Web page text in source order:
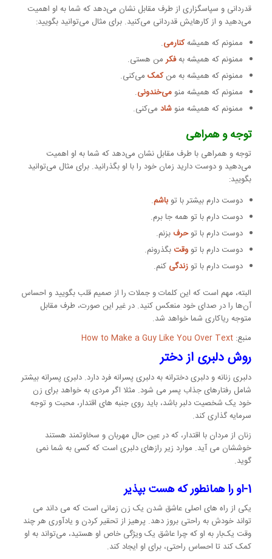
قدردانی و سپاسگزاری از طرف مقابل نشان می‌دهد که شما به او اهمیت
می‌دهید و از کارهایش قدردانی می‌کنید. برای مثال می‌توانید بگویید:
ممنونم که همیشهکنارمی.
ممنونم که همیشه بهفکرمن هستی.
ممنونم که همیشه به منکمکمی‌کنی.
ممنونم که همیشه منو می‌خندونی.
ممنونم که همیشه منو شادمی‌کنی.
توجه و همراهی
توجه و همراهی با طرف مقابل نشان می‌دهد که شما به او اهمیت
می‌دهید و دوست دارید زمان خود را با او بگذرانید. برای مثال می‌توانید
بگویید:
دوست دارم بیشتر با تو باشم.
دوست دارم با تو همه جا برم.
دوست دارم با توحرفبزنم.
دوست دارم با تو وقتبگذرونم.
دوست دارم با تو زندگی کنم.
البته، مهم است که این کلمات و جملات را از صمیم قلب بگویید و احساس
آن‌ها را در صدای خود منعکس کنید. در غیر این صورت، طرف مقابل
متوجه ریاکاری شما خواهد شد.
منبع: How to Make a Guy Like You Over Text
روش دلبری از دختر
دلبری زنانه و دلبری دخترانه به دلبری پسرانه فرد دارد. دلبری پسرانه بیشتر
شامل رفتارهای جذاب پسر می شود. مثلا اگر مردی به خواهد برای زن
خود یک شخصیت دلبر باشد، باید روی جنبه های اقتدار، محبت و توجه
سرمایه گذاری کند.
زنان از مردان با اقتدار، که در عین حال مهربان و سخاوتمند هستند
خوششان می آید. موارد زیر رازهای دلبری است که کسی به شما نمی
گوید.
1-او را همانطور که هست بپذیر
یکی از راه های اصلی عاشق شدن یک زن زمانی است که می داند می
تواند خودش به راحتی بروز دهد. پرهیز از تحقیر کردن و یادآوری هر چند
وقت یک‌بار به او که چرا عاشق یک ویژگی خاص او هستید، می‌تواند به او
کمک کند تا احساس راحتی، برای او ایجاد کند.